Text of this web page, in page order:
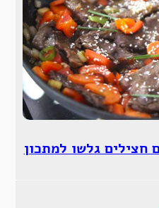
חצילים גלשו למתכון